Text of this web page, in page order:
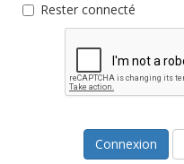
Rester connecté